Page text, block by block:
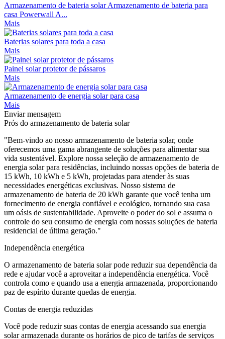
Armazenamento de bateria solar Armazenamento de bateria para
casa Powerwall A...
Mais
Baterias solares para toda a casa
Mais
Painel solar protetor de pássaros
Mais
Armazenamento de energia solar para casa
Mais
Enviar mensagem
Prós do armazenamento de bateria solar
"Bem-vindo ao nosso armazenamento de bateria solar, onde
oferecemos uma gama abrangente de soluções para alimentar sua
vida sustentável. Explore nossa seleção de armazenamento de
energia solar para residências, incluindo nossas opções de bateria de
15 kWh, 10 kWh e 5 kWh, projetadas para atender às suas
necessidades energéticas exclusivas. Nosso sistema de
armazenamento de bateria de 20 kWh garante que você tenha um
fornecimento de energia confiável e ecológico, tornando sua casa
um oásis de sustentabilidade. Aproveite o poder do sol e assuma o
controle do seu consumo de energia com nossas soluções de bateria
residencial de última geração."
Independência energética
O armazenamento de bateria solar pode reduzir sua dependência da
rede e ajudar você a aproveitar a independência energética. Você
controla como e quando usa a energia armazenada, proporcionando
paz de espírito durante quedas de energia.
Contas de energia reduzidas
Você pode reduzir suas contas de energia acessando sua energia
solar armazenada durante os horários de pico de tarifas de serviços